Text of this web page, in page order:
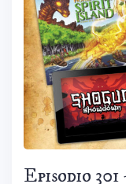
Episodio